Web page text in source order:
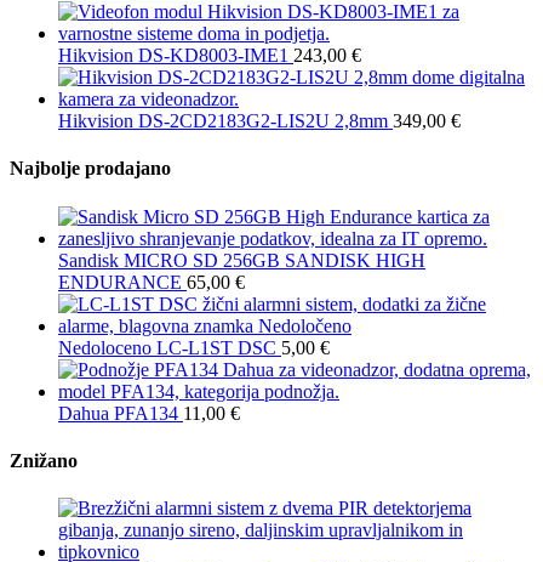
Hikvision DS-KD8003-IME1 243,00 €
Hikvision DS-2CD2183G2-LIS2U 2,8mm 349,00 €
Najbolje prodajano
Sandisk MICRO SD 256GB SANDISK HIGH
ENDURANCE 65,00 €
Nedoloceno LC-L1ST DSC 5,00 €
Dahua PFA134 11,00 €
Znižano